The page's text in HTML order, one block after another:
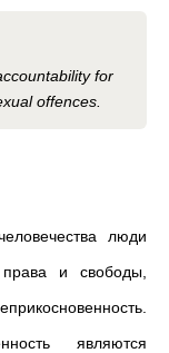
for
offences.
люди
и свободы,
являются